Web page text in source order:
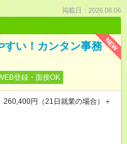
掲載日：2026.08.06
NEW
すい！カンタン事務
登録・面接OK
円（21日就業の場合）＋